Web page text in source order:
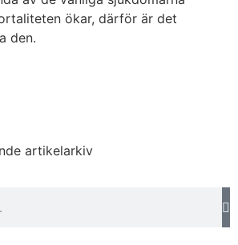
ökar, därför är det
den.
artikelarkiv